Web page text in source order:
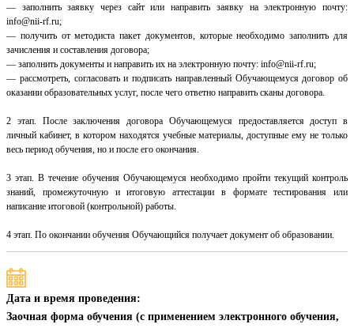
— заполнить заявку через сайт или направить заявку на электронную почту:
info@nii-rf.ru;
— получить от методиста пакет документов, которые необходимо заполнить для
зачисления и составления договора;
— заполнить документы и направить их на электронную почту: info@nii-rf.ru;
— рассмотреть, согласовать и подписать направленный Обучающемуся договор об
оказании образовательных услуг, после чего ответно направить сканы договора.
2 этап. После заключения договора Обучающемуся предоставляется доступ в
личный кабинет, в котором находятся учебные материалы, доступные ему не только
весь период обучения, но и после его окончания.
3 этап. В течение обучения Обучающемуся необходимо пройти текущий контроль
знаний, промежуточную и итоговую аттестации в формате тестирования или
написание итоговой (контрольной) работы.
4 этап. По окончании обучения Обучающийся получает документ об образовании.
Дата и время проведения:
Заочная форма обучения (с применением электронного обучения,